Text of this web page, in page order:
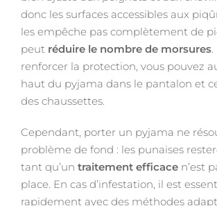
donc les surfaces accessibles aux
les empêche pas complètement de
peut réduire le nombre de morsures
renforcer la protection, vous pouvez
haut du pyjama dans le pantalon et
des chaussettes.
Cependant, porter un pyjama ne
problème de fond : les punaises
tant qu’un traitement efficace n’est
place. En cas d’infestation, il est
rapidement avec des méthodes